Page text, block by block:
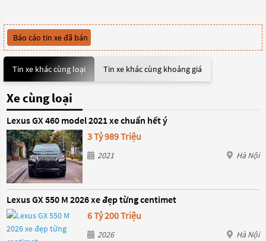
Báo cáo tin xe đã bán
Tin xe khác cùng loại Tin xe khác cùng khoảng giá
Xe cùng loại
Lexus GX 460 model 2021 xe chuẩn hết ý
3 Tỷ 989 Triệu
2021 Hà Nội
Lexus GX 550 M 2026 xe đẹp từng centimet
6 Tỷ 200 Triệu
2026 Hà Nội